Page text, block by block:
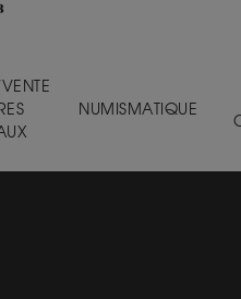
NUMISMATIQUE